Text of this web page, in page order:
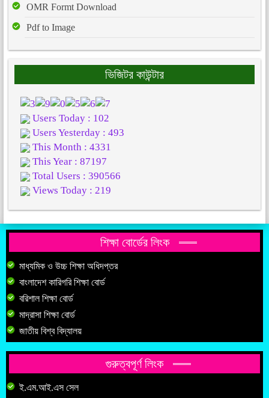
OMR Formt Download
Pdf to Image
ভিজিটর কাউন্টার
Users Today : 102
Users Yesterday : 493
This Month : 4331
This Year : 87197
Total Users : 390566
Views Today : 219
শিক্ষা বোর্ডের লিংক
মাধ্যমিক ও উচ্চ শিক্ষা অধিদপ্তর
বাংলাদেশ কারিগরি শিক্ষা বোর্ড
বরিশাল শিক্ষা বোর্ড
মাদ্রাসা শিক্ষা বোর্ড
জাতীয় বিশ্ব বিদ্যালয়
গুরুত্বপূর্ণ লিংক
ই.এম.আই.এস সেল